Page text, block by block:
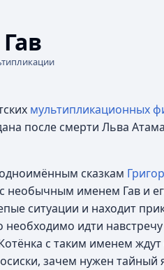
мультипликационных
после смерти Льва
сказкам
с необычным именем Гав и
ситуации и находит
идти
с таким именем
зачем нужен тайный